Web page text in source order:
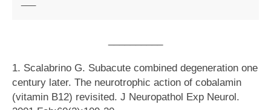
1. Scalabrino G. Subacute combined degeneration one
century later. The neurotrophic action of cobalamin
(vitamin B12) revisited. J Neuropathol Exp Neurol.